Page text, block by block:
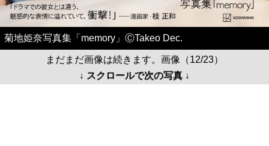
菊地姫奈写真集「memory」ⒸTakeo Dec.
まだまだ画像は続きます。画像（12/23）
↓ スクロールで次の写真 ↓